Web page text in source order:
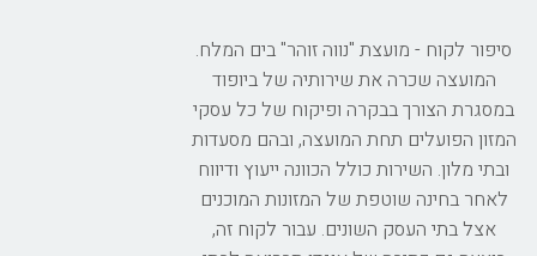
סיפור לקוח - מועצת "נווה זוהר" בים המלח.
המועצה שכרה את שירותיה של ביופוד
במסגרת הצורך בבקרה ופיקוח של כל עסקי
המזון הפועלים תחת המועצה, ובהם מסעדות
ובתי מלון. השירות כולל הכוונה ייעוץ ודיווח
לאחר בחינה שוטפת של המזונות המוכנים
אצל בתי העסק השונים. עבור לקוח זה,